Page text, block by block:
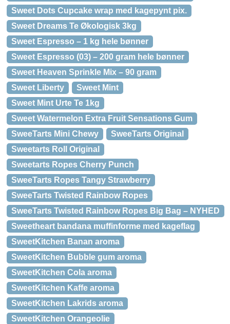
Sweet Dots Cupcake wrap med kagepynt pix.
Sweet Dreams Te Økologisk 3kg
Sweet Espresso – 1 kg hele bønner
Sweet Espresso (03) – 200 gram hele bønner
Sweet Heaven Sprinkle Mix – 90 gram
Sweet Liberty
Sweet Mint
Sweet Mint Urte Te 1kg
Sweet Watermelon Extra Fruit Sensations Gum
SweeTarts Mini Chewy
SweeTarts Original
Sweetarts Roll Original
Sweetarts Ropes Cherry Punch
SweeTarts Ropes Tangy Strawberry
SweeTarts Twisted Rainbow Ropes
SweeTarts Twisted Rainbow Ropes Big Bag – NYHED
Sweetheart bandana muffinforme med kageflag
SweetKitchen Banan aroma
SweetKitchen Bubble gum aroma
SweetKitchen Cola aroma
SweetKitchen Kaffe aroma
SweetKitchen Lakrids aroma
SweetKitchen Orangeolie